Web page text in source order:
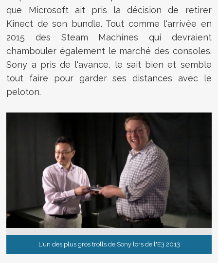
que Microsoft ait pris la décision de retirer
Kinect de son bundle. Tout comme l'arrivée en
2015 des Steam Machines qui devraient
chambouler également le marché des consoles.
Sony a pris de l'avance, le sait bien et semble
tout faire pour garder ses distances avec le
peloton.
L'un des plus gros trolls de Sony lors de l'E3 2013